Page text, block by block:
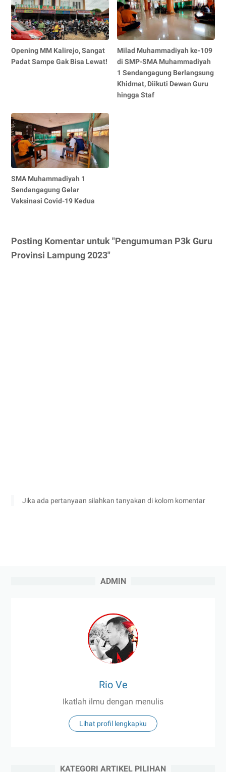
Opening MM Kalirejo, Sangat
Padat Sampe Gak Bisa Lewat!
Milad Muhammadiyah ke-109
di SMP-SMA Muhammadiyah
1 Sendangagung Berlangsung
Khidmat, Diikuti Dewan Guru
hingga Staf
SMA Muhammadiyah 1
Sendangagung Gelar
Vaksinasi Covid-19 Kedua
Posting Komentar untuk "Pengumuman P3k Guru
Provinsi Lampung 2023"
Jika ada pertanyaan silahkan tanyakan di kolom komentar
ADMIN
Rio Ve
Ikatlah ilmu dengan menulis
Lihat profil lengkapku
KATEGORI ARTIKEL PILIHAN